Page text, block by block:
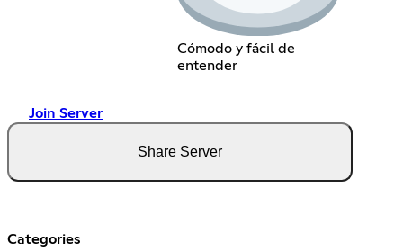
Cómodo y fácil de
entender
Join Server
Share Server
Categories